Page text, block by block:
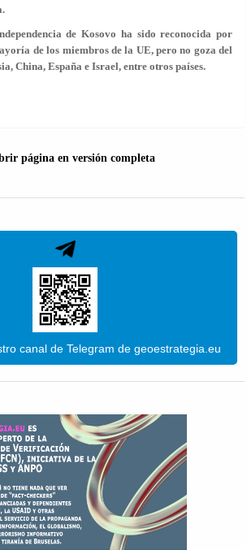
de Kosovo ha sido reconocida por
de los miembros de la UE, pero no goza del
China, España e Israel, entre otros países.
página en versión completa
canal de Telegram de geoestrategia.eu